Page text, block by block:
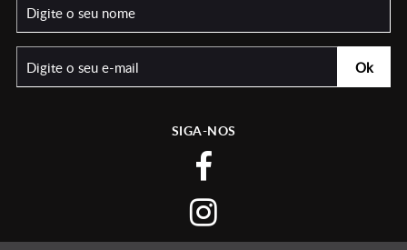
SIGA-NOS